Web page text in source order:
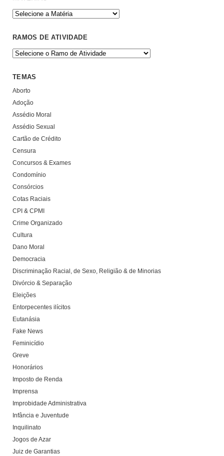
RAMOS DE ATIVIDADE
TEMAS
Aborto
Adoção
Assédio Moral
Assédio Sexual
Cartão de Crédito
Censura
Concursos & Exames
Condomínio
Consórcios
Cotas Raciais
CPI & CPMI
Crime Organizado
Cultura
Dano Moral
Democracia
Discriminação Racial, de Sexo, Religião & de Minorias
Divórcio & Separação
Eleições
Entorpecentes ilícitos
Eutanásia
Fake News
Feminicídio
Greve
Honorários
Imposto de Renda
Imprensa
Improbidade Administrativa
Infância e Juventude
Inquilinato
Jogos de Azar
Juiz de Garantias